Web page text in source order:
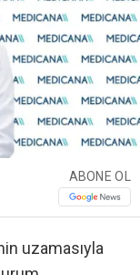
ABONE OL
uzamasıyla